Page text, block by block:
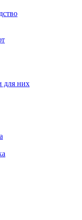
для них